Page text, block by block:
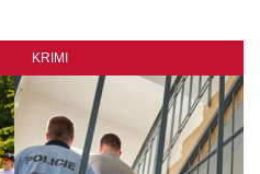
KRIMI